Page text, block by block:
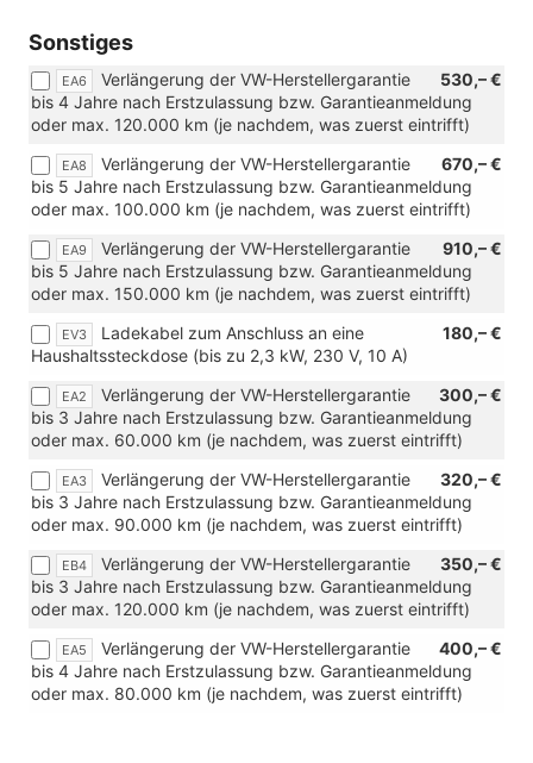
Leichtmetallfelgen
"Catania",
[PJS]
20"
Leichtmetallfelgen
"Cannes"
oder
20"
Leichtmetallfelgen
"York")
Sonstiges
EA6 530,– €
Verlängerung der VW-Herstellergarantie
bis 4 Jahre nach Erstzulassung bzw. Garantieanmeldung
oder max. 120.000 km (je nachdem, was zuerst eintrifft)
EA8 670,– €
Verlängerung der VW-Herstellergarantie
bis 5 Jahre nach Erstzulassung bzw. Garantieanmeldung
oder max. 100.000 km (je nachdem, was zuerst eintrifft)
EA9 910,– €
Verlängerung der VW-Herstellergarantie
bis 5 Jahre nach Erstzulassung bzw. Garantieanmeldung
oder max. 150.000 km (je nachdem, was zuerst eintrifft)
EV3 180,– €
Ladekabel zum Anschluss an eine
Haushaltssteckdose (bis zu 2,3 kW, 230 V, 10 A)
EA2 300,– €
Verlängerung der VW-Herstellergarantie
bis 3 Jahre nach Erstzulassung bzw. Garantieanmeldung
oder max. 60.000 km (je nachdem, was zuerst eintrifft)
EA3 320,– €
Verlängerung der VW-Herstellergarantie
bis 3 Jahre nach Erstzulassung bzw. Garantieanmeldung
oder max. 90.000 km (je nachdem, was zuerst eintrifft)
EB4 350,– €
Verlängerung der VW-Herstellergarantie
bis 3 Jahre nach Erstzulassung bzw. Garantieanmeldung
oder max. 120.000 km (je nachdem, was zuerst eintrifft)
EA5 400,– €
Verlängerung der VW-Herstellergarantie
bis 4 Jahre nach Erstzulassung bzw. Garantieanmeldung
oder max. 80.000 km (je nachdem, was zuerst eintrifft)